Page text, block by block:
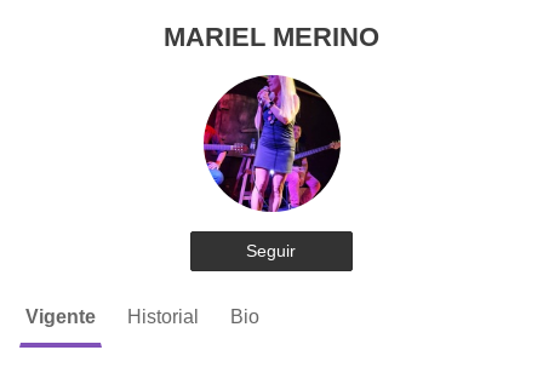
MARIEL MERINO
Seguir
Vigente Historial Bio